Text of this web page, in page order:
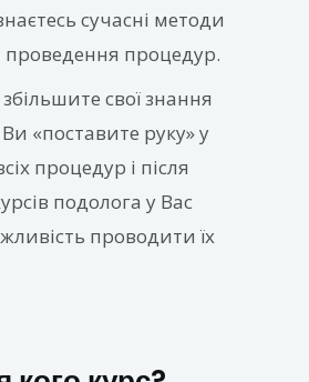
сучасні методи
проведення процедур.
свої знання
«поставите руку» у
процедур і після
подолога у Вас
проводити їх